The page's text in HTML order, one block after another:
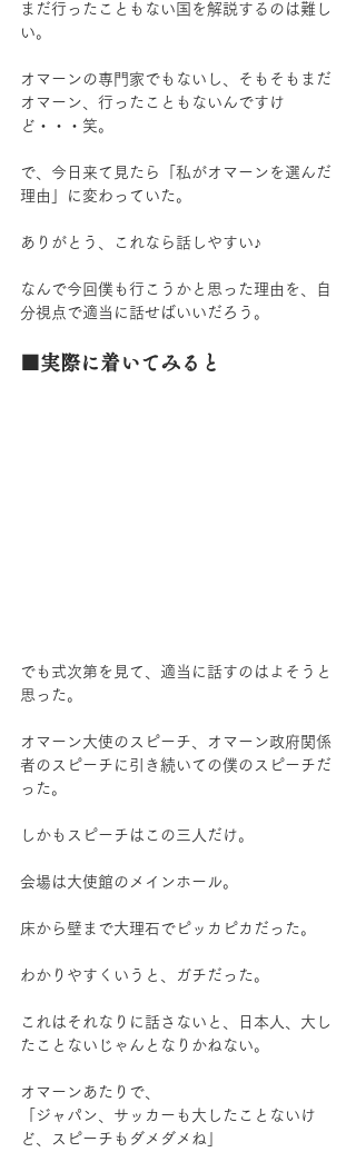
まだ行ったこともない国を解説するのは難し
い。
オマーンの専門家でもないし、そもそもまだ
オマーン、行ったこともないんですけ
ど・・・笑。
で、今日来て見たら「私がオマーンを選んだ
理由」に変わっていた。
ありがとう、これなら話しやすい♪
なんで今回僕も行こうかと思った理由を、自
分視点で適当に話せばいいだろう。
■実際に着いてみると
でも式次第を見て、適当に話すのはよそうと
思った。
オマーン大使のスピーチ、オマーン政府関係
者のスピーチに引き続いての僕のスピーチだ
った。
しかもスピーチはこの三人だけ。
会場は大使館のメインホール。
床から壁まで大理石でピッカピカだった。
わかりやすくいうと、ガチだった。
これはそれなりに話さないと、日本人、大し
たことないじゃんとなりかねない。
オマーンあたりで、
「ジャパン、サッカーも大したことないけ
ど、スピーチもダメダメね」